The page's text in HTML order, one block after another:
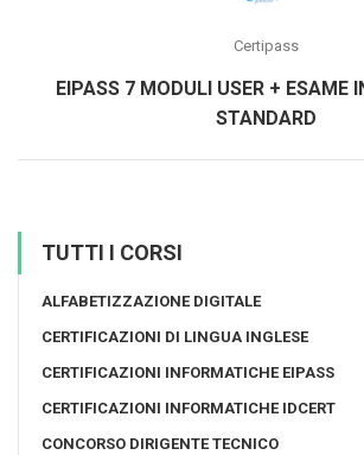
Certipass
EIPASS 7 MODULI USER + ESAME
STANDARD
TUTTI I CORSI
ALFABETIZZAZIONE DIGITALE
CERTIFICAZIONI DI LINGUA INGLESE
CERTIFICAZIONI INFORMATICHE EIPASS
CERTIFICAZIONI INFORMATICHE IDCERT
CONCORSO DIRIGENTE TECNICO